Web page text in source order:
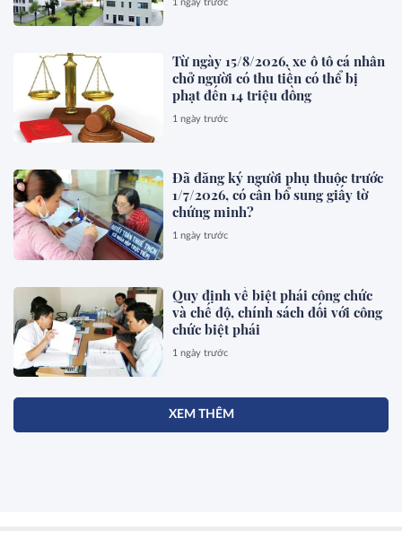
Từ ngày 15/8/2026, xe ô tô cá nhân
chở người có thu tiền có thể bị
phạt đến 14 triệu đồng
1 ngày trước
Đã đăng ký người phụ thuộc trước
1/7/2026, có cần bổ sung giấy tờ
chứng minh?
1 ngày trước
Quy định về biệt phái công chức
và chế độ, chính sách đối với công
chức biệt phái
1 ngày trước
XEM THÊM